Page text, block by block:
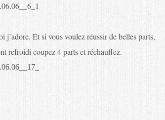
j’adore. Et si vous voulez réussir de belles parts,
refroidi coupez 4 parts et réchauffez.